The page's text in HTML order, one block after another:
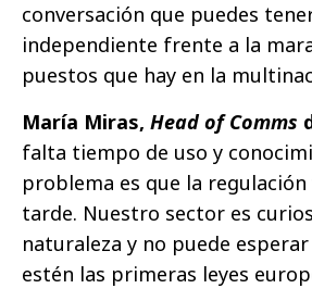
conversación que puedes
independiente frente a la
puestos que hay en la
María Miras, Head of Comms
falta tiempo de uso y
problema es que la
tarde. Nuestro sector es
naturaleza y no puede
estén las primeras leyes